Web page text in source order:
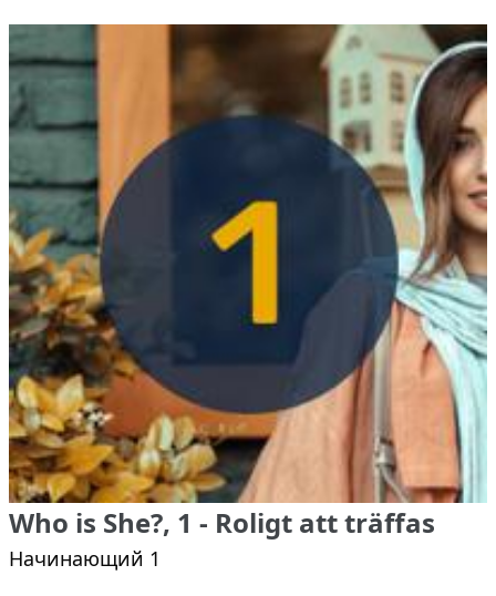
Who is She?, 1 - Roligt att träffas
Начинающий 1